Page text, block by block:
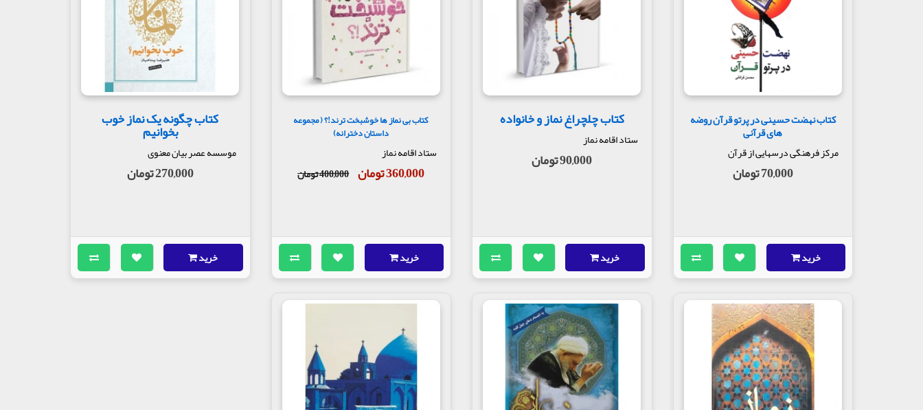
کتاب نهضت حسینی در پرتو قرآن روضه
های قرآنی
مرکز فرهنگی درسهایی از قرآن
70,000 تومان
خرید
کتاب چلچراغ نماز و خانواده
ستاد اقامه نماز
90,000 تومان
خرید
کتاب بی نماز ها خوشبخت ترند!؟ ( مجموعه
داستان دخترانه)
ستاد اقامه نماز
360,000 تومان 400,000 تومان
خرید
کتاب چگونه یک نماز خوب
بخوانیم
موسسه عصر بیان معنوی
270,000 تومان
خرید